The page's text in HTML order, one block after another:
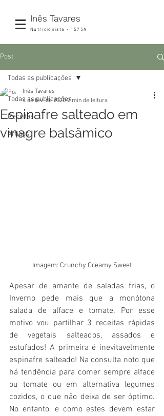
Inês Tavares
Nutricionista - 1575N
Post
Todas as publicações
Receitas
Artigos
Todas as publicações
Espinafre salteado em
vinagre balsâmico
Inês Tavares
4 de fev. de 2020 2 min de leitura
Imagem: Crunchy Creamy Sweet
Apesar de amante de saladas frias, o
Inverno pede mais que a monótona
salada de alface e tomate. Por esse
motivo vou partilhar 3 receitas rápidas
de vegetais salteados, assados e
estufados! A primeira é inevitavelmente
espinafre salteado! Na consulta noto que
há tendência para comer sempre alface
ou tomate ou em alternativa legumes
cozidos, o que não deixa de ser óptimo.
No entanto, e como estes devem estar